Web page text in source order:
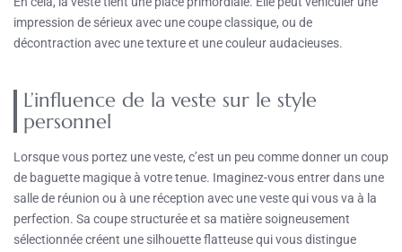
impression de sérieux avec une coupe classique, ou de
décontraction avec une texture et une couleur audacieuses.
L’influence de la veste sur le style
personnel
Lorsque vous portez une veste, c’est un peu comme donner un coup
de baguette magique à votre tenue. Imaginez-vous entrer dans une
salle de réunion ou à une réception avec une veste qui vous va à la
perfection. Sa coupe structurée et sa matière soigneusement
sélectionnée créent une silhouette flatteuse qui vous distingue